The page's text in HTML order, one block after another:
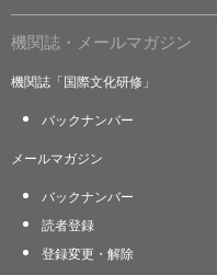
機関誌・メールマガジン
機関誌「国際文化研修」
バックナンバー
メールマガジン
バックナンバー
読者登録
登録変更・解除